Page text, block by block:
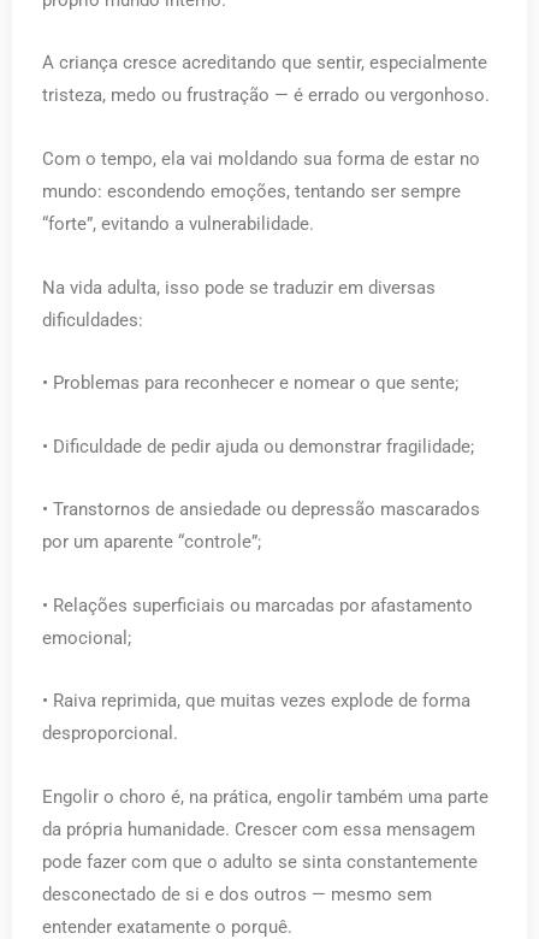
A criança cresce acreditando que sentir, especialmente
tristeza, medo ou frustração — é errado ou vergonhoso.
Com o tempo, ela vai moldando sua forma de estar no
mundo: escondendo emoções, tentando ser sempre
“forte”, evitando a vulnerabilidade.
Na vida adulta, isso pode se traduzir em diversas
dificuldades:
• Problemas para reconhecer e nomear o que sente;
• Dificuldade de pedir ajuda ou demonstrar fragilidade;
• Transtornos de ansiedade ou depressão mascarados
por um aparente “controle”;
• Relações superficiais ou marcadas por afastamento
emocional;
• Raiva reprimida, que muitas vezes explode de forma
desproporcional.
Engolir o choro é, na prática, engolir também uma parte
da própria humanidade. Crescer com essa mensagem
pode fazer com que o adulto se sinta constantemente
desconectado de si e dos outros — mesmo sem
entender exatamente o porquê.